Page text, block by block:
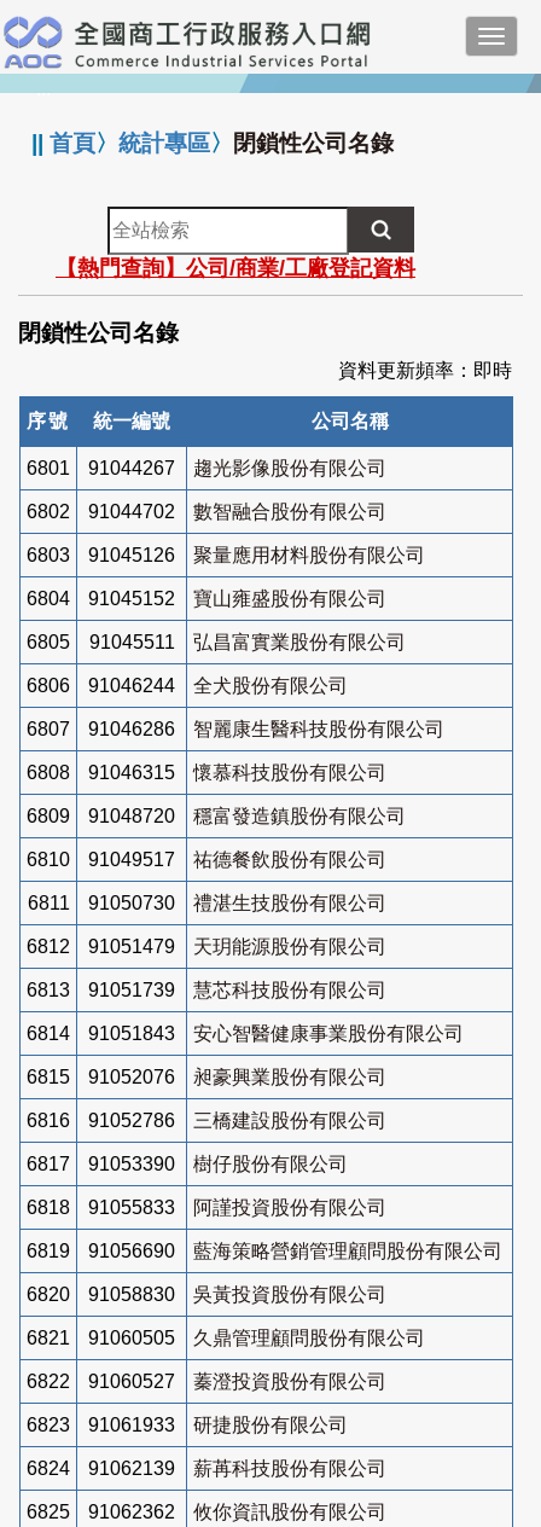
跳
到
主
要
:::
||首頁〉統計專區〉 閉鎖性公司名錄
全
站
檢
索
【熱門查詢】公司/商業/工廠登記資料
閉鎖性公司名錄
資料更新頻率：即時
序號 統一編號 公司名稱
6801 91044267 趨光影像股份有限公司
6802 91044702 數智融合股份有限公司
6803 91045126 聚量應用材料股份有限公司
6804 91045152 寶山雍盛股份有限公司
6805 91045511 弘昌富實業股份有限公司
6806 91046244 全犬股份有限公司
6807 91046286 智麗康生醫科技股份有限公司
6808 91046315 懷慕科技股份有限公司
6809 91048720 穩富發造鎮股份有限公司
6810 91049517 祐德餐飲股份有限公司
6811 91050730 禮湛生技股份有限公司
6812 91051479 天玥能源股份有限公司
6813 91051739 慧芯科技股份有限公司
6814 91051843 安心智醫健康事業股份有限公司
6815 91052076 昶豪興業股份有限公司
6816 91052786 三橋建設股份有限公司
6817 91053390 樹仔股份有限公司
6818 91055833 阿謹投資股份有限公司
6819 91056690 藍海策略營銷管理顧問股份有限公司
6820 91058830 吳黃投資股份有限公司
6821 91060505 久鼎管理顧問股份有限公司
6822 91060527 蓁澄投資股份有限公司
6823 91061933 研捷股份有限公司
6824 91062139 薪苒科技股份有限公司
6825 91062362 攸你資訊股份有限公司